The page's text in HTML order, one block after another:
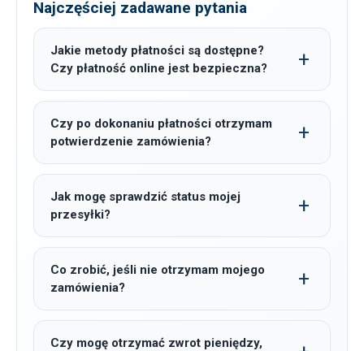
Najczęściej zadawane pytania
Jakie metody płatności są dostępne?
Czy płatność online jest bezpieczna?
Czy po dokonaniu płatności otrzymam
potwierdzenie zamówienia?
Jak mogę sprawdzić status mojej
przesyłki?
Co zrobić, jeśli nie otrzymam mojego
zamówienia?
Czy mogę otrzymać zwrot pieniędzy,